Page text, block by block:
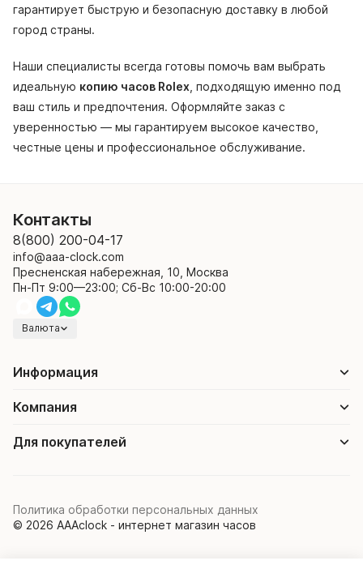
гарантирует быструю и безопасную доставку в любой
город страны.
Наши специалисты всегда готовы помочь вам выбрать
идеальную копию часов Rolex , подходящую именно под
ваш стиль и предпочтения. Оформляйте заказ с
уверенностью — мы гарантируем высокое качество,
честные цены и профессиональное обслуживание.
Контакты
8(800) 200-04-17
info@aaa-clock.com
Пресненская набережная, 10, Москва
Пн-Пт 9:00—23:00; Сб-Вс 10:00-20:00
Валюта
Информация
Компания
Для покупателей
© 2026 AAAclock - интернет магазин часов
Политика обработки персональных данных